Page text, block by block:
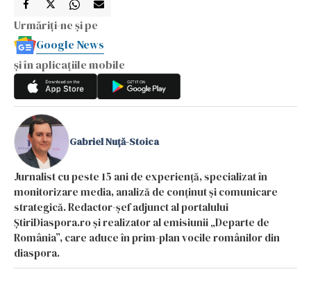
Urmăriți-ne și pe
Google News
și în aplicațiile mobile
Gabriel Nuță-Stoica
Jurnalist cu peste 15 ani de experiență, specializat în
monitorizare media, analiză de conținut și comunicare
strategică. Redactor-șef adjunct al portalului
ȘtiriDiaspora.ro și realizator al emisiunii „Departe de
România”, care aduce în prim-plan vocile românilor din
diaspora.